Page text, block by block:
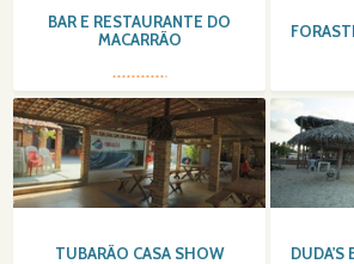
BAR E RESTAURANTE DO
MACARRÃO
TUBARÃO CASA SHOW DUDA'S